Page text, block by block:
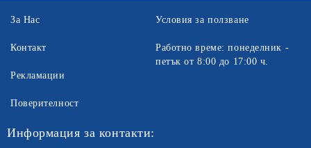
За Нас
Контакт
Рекламации
Поверителност
Условия за ползване
Работно време: понеделник -
петък от 8:00 до 17:00 ч.
Информация за контакти: